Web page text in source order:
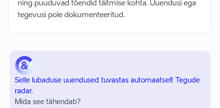
ning puuduvad tõendid täitmise kohta. Uuendusi ega
tegevusi pole dokumenteeritud.
Selle lubaduse uuendused tuvastas automaatselt Tegude
radar.
Mida see tähendab?